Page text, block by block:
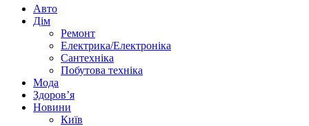
Авто
Дім
Ремонт
Електрика/Електроніка
Сантехніка
Побутова техніка
Мода
Здоров’я
Новини
Київ